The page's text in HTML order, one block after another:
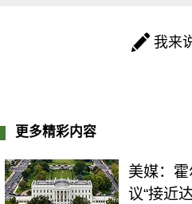
我来
更多精彩内容
美媒：
议“接近